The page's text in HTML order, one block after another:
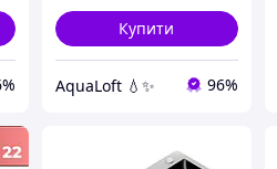
Купити
AquaLoft 💧✨ 96%